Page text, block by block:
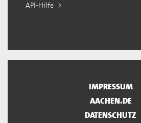
API-Hilfe
IMPRESSUM
AACHEN.DE
DATENSCHUTZ